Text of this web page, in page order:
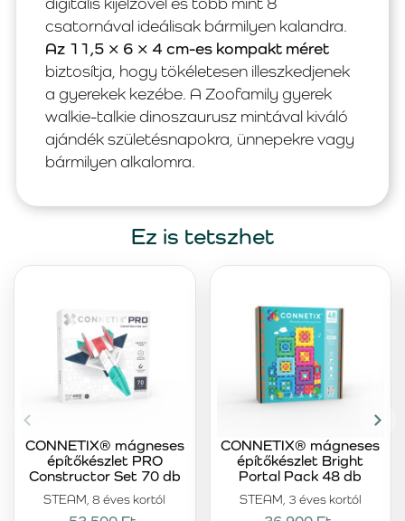
csatornával ideálisak bármilyen kalandra.
Az 11,5 × 6 × 4 cm-es kompakt méret
biztosítja, hogy tökéletesen illeszkedjenek
a gyerekek kezébe. A Zoofamily gyerek
walkie-talkie dinoszaurusz mintával kiváló
ajándék születésnapokra, ünnepekre vagy
bármilyen alkalomra.
Ez is tetszhet
STEAM, 8 éves kortól
CONNETIX® mágneses
építőkészlet PRO
Constructor Set 70 db
STEAM, 3 éves kortól
CONNETIX® mágneses
építőkészlet Bright
Portal Pack 48 db